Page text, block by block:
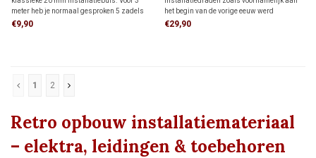
meter heb je normaal gesproken 5 zadels
nodig.
€9,90
het begin van de vorige eeuw werd
toegepast. Deze lasdoos is geschikt voor
€29,90
1 2
Retro opbouw installatiemateriaal
– elektra, leidingen & toebehoren